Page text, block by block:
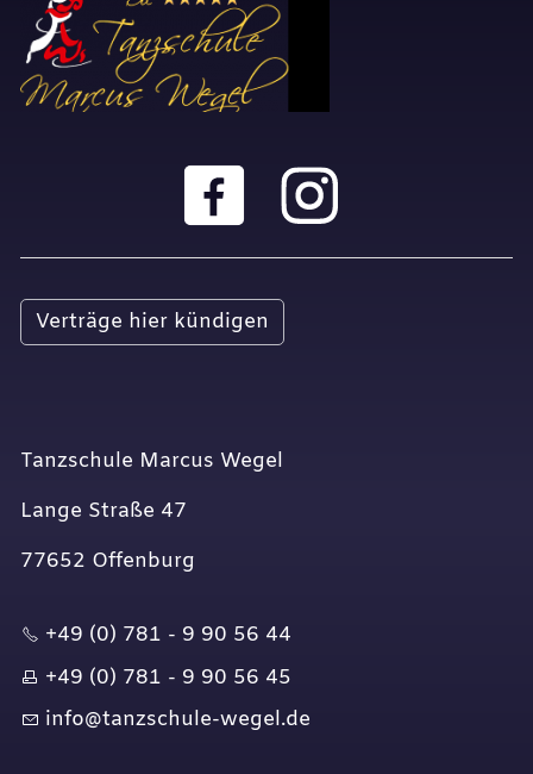
Verträge hier kündigen
Tanzschule Marcus Wegel
Lange Straße 47
77652 Offenburg
+49 (0) 781 - 9 90 56 44
+49 (0) 781 - 9 90 56 45
nf
t nzsch l -w g l d